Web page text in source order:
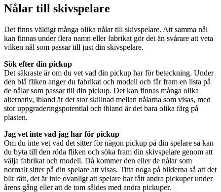
Nålar till skivspelare
Det finns väldigt många olika nålar till skivspelare. Att samma nål
kan finnas under flera namn eller fabrikat gör det än svårare att veta
vilken nål som passar till just din skivspelare.
Sök efter din pickup
Det säkraste är om du vet vad din pickup har för beteckning. Under
den blå fliken anger du fabrikat och modell och får fram en lista på
de nålar som passar till din pickup. Det kan finnas många olika
alternativ, ibland är det stor skillnad mellan nålarna som visas, med
stor uppgraderingspotential och ibland är det bara olika färg på
plasten.
Jag vet inte vad jag har för pickup
Om du inte vet vad det sitter för någon pickup på din spelare så kan
du byta till den röda fliken och söka fram din skivspelare genom att
välja fabrikat och modell. Då kommer den eller de nålar som
normalt sitter på din spelare att visas. Titta noga på bilderna så att det
blir rätt, det är inte ovanligt att spelare har fått andra pickuper under
årens gång eller att de tom såldes med andra pickuper.